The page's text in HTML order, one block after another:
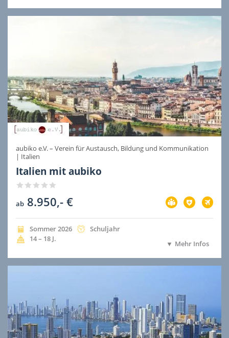
aubiko e.V. – Verein für Austausch, Bildung und Kommunikation
| Italien
Italien mit aubiko
ab 8.950,- €
Vorbereitung
im
Preis
Versicherung
im
Preis
Flug
im
Preis
Jahreszeit
der
Ausreise
Sommer Jahr
2026 Dauer
Schuljahr
Alter
14 – 18 J.
Mehr Infos